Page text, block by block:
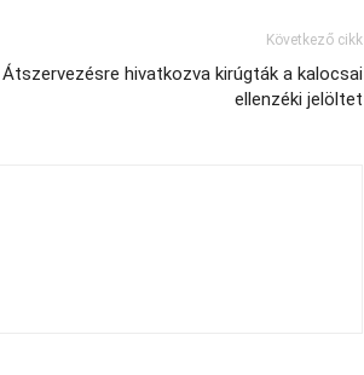
Következő cikk
Átszervezésre hivatkozva kirúgták a kalocsai
ellenzéki jelöltet